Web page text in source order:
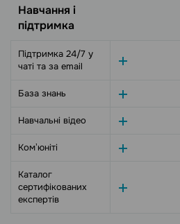
Навчання і
підтримка
Підтримка 24/7 у
чаті та за email
База знань
Навчальні відео
Комʼюніті
Каталог
сертифікованих
експертів